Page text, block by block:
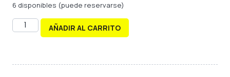
6 disponibles (puede reservarse)
AÑADIR AL CARRITO